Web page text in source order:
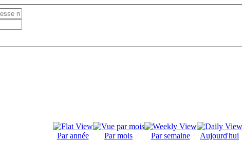
Par année Par mois Par semaine Aujourd'hui